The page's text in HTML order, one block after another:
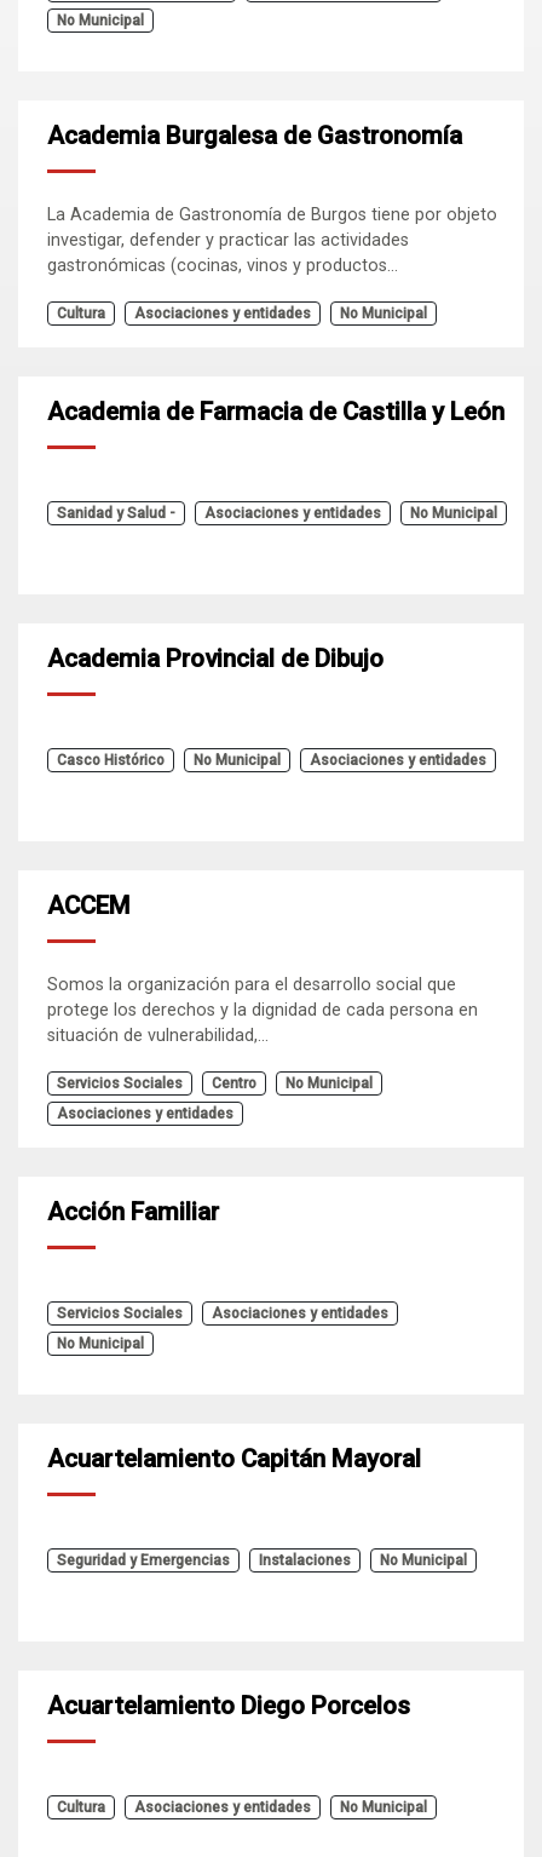
No Municipal
Academia Burgalesa de Gastronomía
La Academia de Gastronomía de Burgos tiene por objeto
investigar, defender y practicar las actividades
gastronómicas (cocinas, vinos y productos...
Cultura Asociaciones y entidades No Municipal
Academia de Farmacia de Castilla y León
Sanidad y Salud - Asociaciones y entidades No Municipal
Academia Provincial de Dibujo
Casco Histórico No Municipal Asociaciones y entidades
ACCEM
Somos la organización para el desarrollo social que
protege los derechos y la dignidad de cada persona en
situación de vulnerabilidad,...
Servicios Sociales Centro
No Municipal
Asociaciones y entidades
Acción Familiar
Servicios Sociales
Asociaciones y entidades
No Municipal
Acuartelamiento Capitán Mayoral
Seguridad y Emergencias Instalaciones No Municipal
Acuartelamiento Diego Porcelos
Cultura Asociaciones y entidades No Municipal